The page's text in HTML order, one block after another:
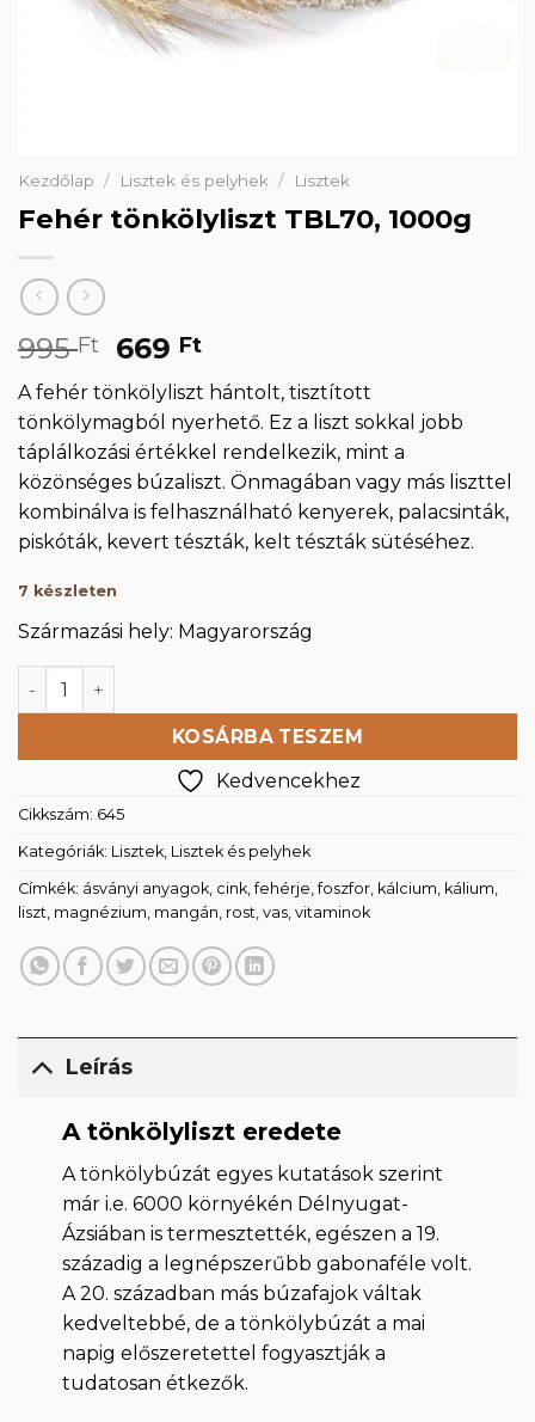
Kezdőlap / Lisztek és pelyhek / Lisztek
Fehér tönkölyliszt TBL70, 1000g
995Ft
Original
price
was:
995 Ft.
669 FtCurrent
price
is:
669 Ft.
A fehér tönkölyliszt hántolt, tisztított
tönkölymagból nyerhető. Ez a liszt sokkal jobb
táplálkozási értékkel rendelkezik, mint a
közönséges búzaliszt. Önmagában vagy más liszttel
kombinálva is felhasználható kenyerek, palacsinták,
piskóták, kevert tészták, kelt tészták sütéséhez.
7 készleten
Származási hely: Magyarország
Fehér tönkölyliszt TBL70, 1000g mennyiség
KOSÁRBA TESZEM
Kedvencekhez
Cikkszám: 645
Kategóriák: Lisztek Lisztek és pelyhek
Címkék: ásványi anyagok cink ,fehérje ,foszfor kálcium kálium
liszt magnézium mangán rost vas vitaminok
Leírás
A tönkölyliszt eredete
A tönkölybúzát egyes kutatások szerint
már i.e. 6000 környékén Délnyugat-
Ázsiában is termesztették, egészen a 19.
századig a legnépszerűbb gabonaféle volt.
A 20. században más búzafajok váltak
kedveltebbé, de a tönkölybúzát a mai
napig előszeretettel fogyasztják a
tudatosan étkezők.